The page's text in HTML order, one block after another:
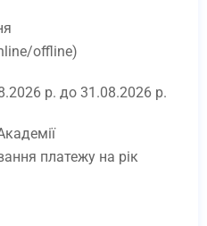
Диплом)
offline)
р. до 31.08.2026 р.
платежу на рік